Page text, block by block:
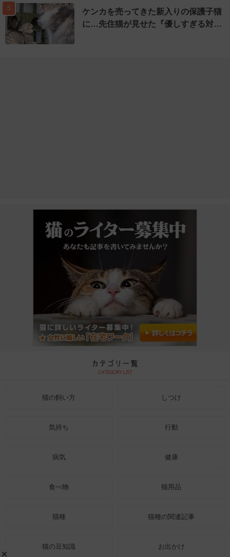
5
ケンカを売ってきた新入りの保護子猫
に…先住猫が見せた『優しすぎる対…
猫の飼い方 しつけ
気持ち 行動
病気 健康
食べ物 猫用品
猫種 猫種の関連記事
猫の豆知識 お出かけ